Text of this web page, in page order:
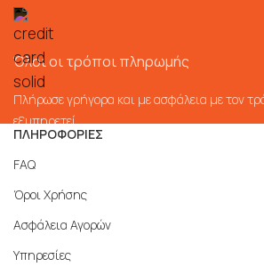
Όλοι οι τρόποι πληρωμής
Πλήρωσε γρήγορα και με ασφάλεια με τον
εξυπηρετεί
ΠΛΗΡΟΦΟΡΙΕΣ
FAQ
Όροι Χρήσης
Ασφάλεια Αγορών
Υπηρεσίες